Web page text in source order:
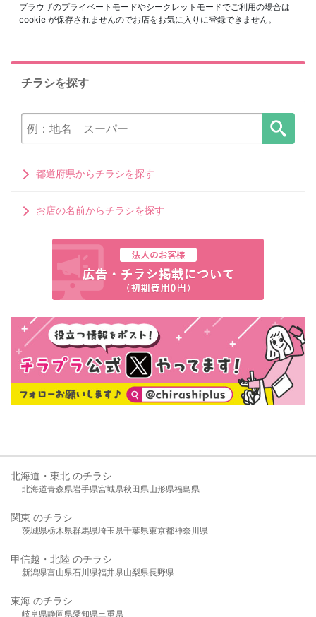
ブラウザのプライベートモードやシークレットモードでご利用の場合は
cookie が保存されませんのでお店をお気に入りに登録できません。
チラシを探す
都道府県からチラシを探す
お店の名前からチラシを探す
北海道・東北 のチラシ
北海道青森県岩手県宮城県秋田県山形県福島県
関東 のチラシ
茨城県栃木県群馬県埼玉県千葉県東京都神奈川県
甲信越・北陸 のチラシ
新潟県富山県石川県福井県山梨県長野県
東海 のチラシ
岐阜県静岡県愛知県三重県